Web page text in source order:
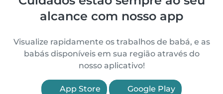
alcance com nosso app
Visualize rapidamente os trabalhos de babá, e as
babás disponíveis em sua região através do
nosso aplicativo!
App Store Google Play